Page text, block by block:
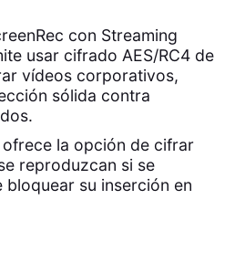
con Streaming
usar cifrado AES/RC4 de
vídeos corporativos,
sólida contra
ofrece la opción de cifrar
reproduzcan si se
su inserción en